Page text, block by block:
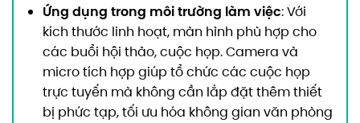
Ứng dụng trong môi trường làm việc: Với
kích thước linh hoạt, màn hình phù hợp cho
các buổi hội thảo, cuộc họp. Camera và
micro tích hợp giúp tổ chức các cuộc họp
trực tuyến mà không cần lắp đặt thêm thiết
bị phức tạp, tối ưu hóa không gian văn phòng